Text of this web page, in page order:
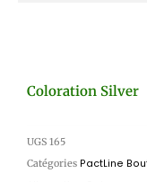
Coloration Silver
UGS 165
Catégories PactLine